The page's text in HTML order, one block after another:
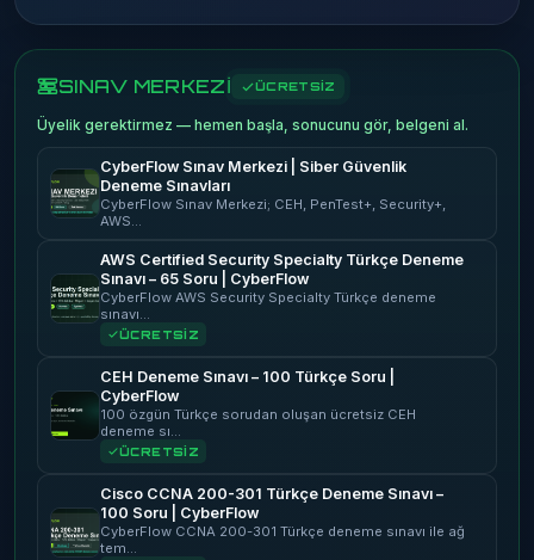
SINAV MERKEZİ ÜCRETSİZ
Üyelik gerektirmez — hemen başla, sonucunu gör, belgeni al.
CyberFlow Sınav Merkezi | Siber Güvenlik
Deneme Sınavları
CyberFlow Sınav Merkezi; CEH, PenTest+, Security+,
AWS…
AWS Certified Security Specialty Türkçe Deneme
Sınavı – 65 Soru | CyberFlow
CyberFlow AWS Security Specialty Türkçe deneme
sınavı…
ÜCRETSİZ
CEH Deneme Sınavı – 100 Türkçe Soru |
CyberFlow
100 özgün Türkçe sorudan oluşan ücretsiz CEH
deneme sı…
ÜCRETSİZ
Cisco CCNA 200-301 Türkçe Deneme Sınavı –
100 Soru | CyberFlow
CyberFlow CCNA 200-301 Türkçe deneme sınavı ile ağ
tem…